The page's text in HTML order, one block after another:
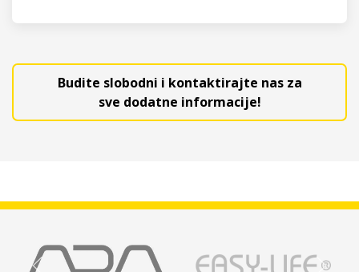
Budite slobodni i kontaktirajte nas za
sve dodatne informacije!